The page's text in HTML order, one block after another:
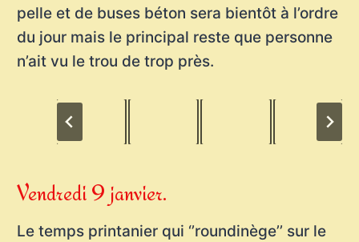
pelle et de buses béton sera bientôt à l’ordre
du jour mais le principal reste que personne
n’ait vu le trou de trop près.
Vendredi 9 janvier.
Le temps printanier qui ‘’roundinège’’ sur le